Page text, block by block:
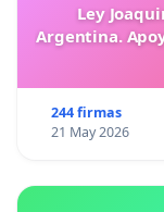
Ley
Argentina.
244 firmas
21 May 2026